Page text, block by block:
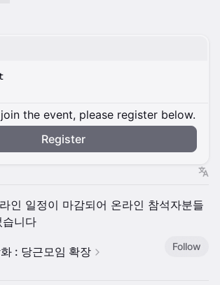
the event, please register below.
Register
인 일정이 마감되어 온라인 참석자분들
니다
: 당근모임 확장 Follow